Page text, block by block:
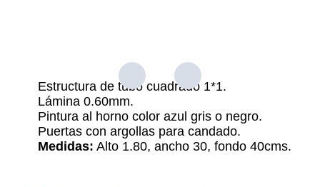
Estructura de tubo cuadrado 1*1.
Lámina 0.60mm.
Pintura al horno color azul gris o negro.
Puertas con argollas para candado.
Medidas: Alto 1.80, ancho 30, fondo 40cms.